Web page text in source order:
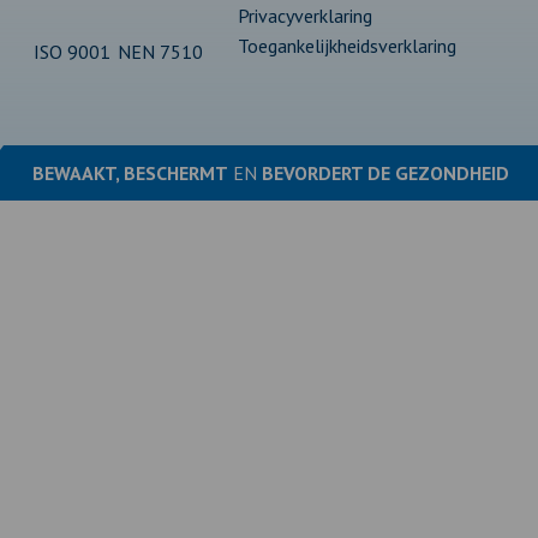
ISO 9001 NEN 7510
Privacyverklaring
Toegankelijkheidsverklaring
BEWAAKT, BESCHERMT EN BEVORDERT DE GEZONDHEID